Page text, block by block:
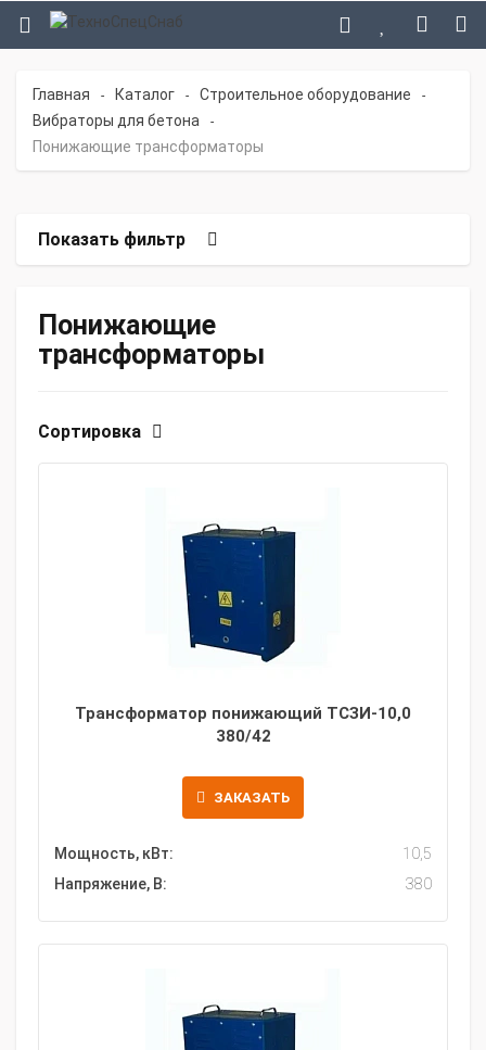
Главная - Каталог - Строительное оборудование -
Вибраторы для бетона -
Понижающие трансформаторы
Показать фильтр
Понижающие
трансформаторы
Сортировка
Трансформатор понижающий ТСЗИ-10,0
380/42
ЗАКАЗАТЬ
Мощность, кВт:
10,5
Напряжение, В:
380